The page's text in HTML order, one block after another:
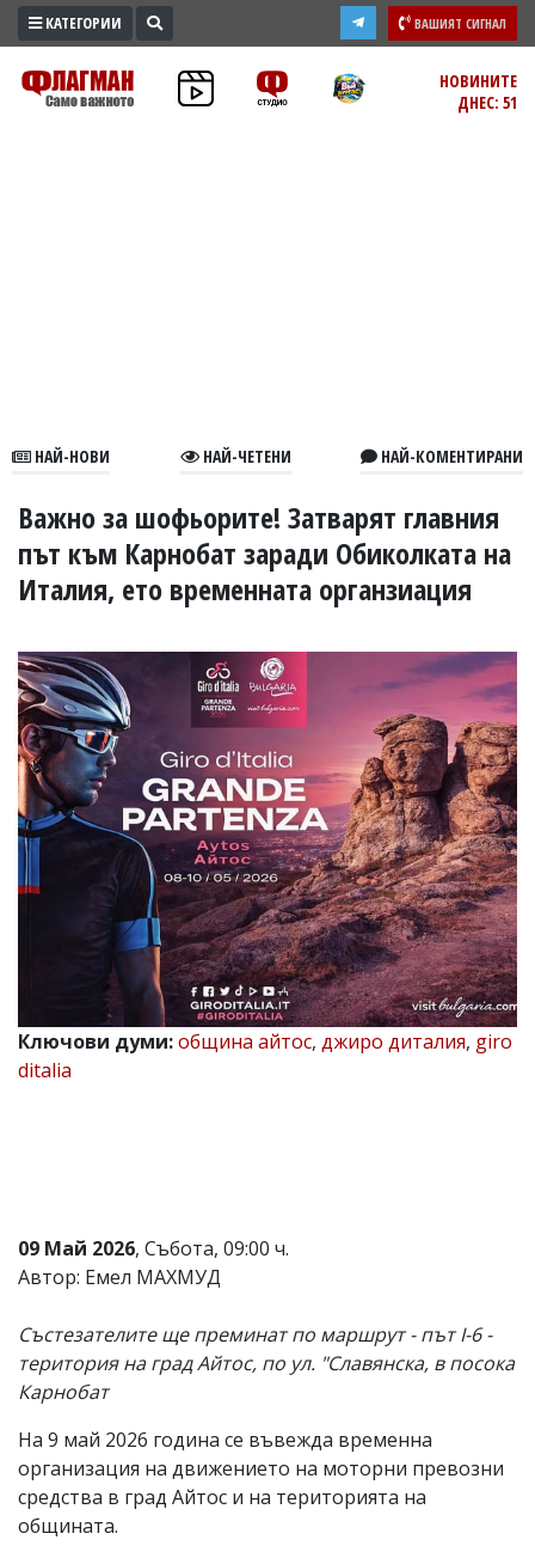
ПРОМО
ЗОНА
В
УКРАЙНА
СПОРТ
БИЗНЕС
ЮГ
Управители:
Веселин
Василев,
email:
v.vasilev@flagman.bg
Касабова,
k.kassabova@flagman.bg
email:
office@flagman.bg
и
редакцията
не
отговорност
за
тях!
Ако
обиден
за
вас
коментар,
моля
КАТЕГОРИИ ВАШИЯТ СИГНАЛ
НОВИНИТЕ
ДНЕС: 51
НАЙ-НОВИ НАЙ-ЧЕТЕНИ НАЙ-КОМЕНТИРАНИ
Важно за шофьорите! Затварят главния
път към Карнобат заради Обиколката на
Италия, ето временната органзиация
Ключови думи:община айтос, джиро диталия, giro
ditalia
09 Май 2026, Събота, 09:00 ч.
Автор: Емел МАХМУД
Състезателите ще преминат по маршрут - път І-6 -
територия на град Айтос, по ул. "Славянска, в посока
Карнобат
На 9 май 2026 година се въвежда временна
организация на движението на моторни превозни
средства в град Айтос и на територията на
общината.